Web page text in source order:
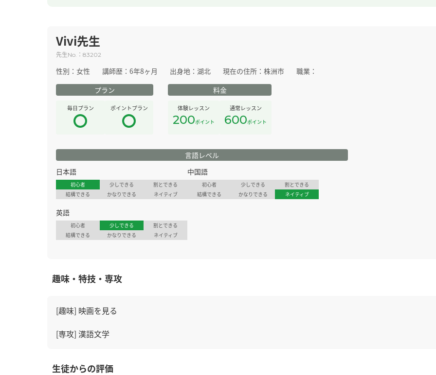
Vivi先生
先生No. ： 83202
性別： 女性 講師歴： 6年8ヶ月 出身地： 湖北 現在の住所： 株洲市
職業：
プラン
毎日プラン ポイントプラン
料金
体験レッスン
200ポイント
通常レッスン
600ポイント
言語レベル
日本語
初心者 少しできる
割とできる
結構できる
かなりできる ネイティブ
中国語
初心者 少しできる
割とできる
結構できる
かなりできる ネイティブ
英語
初心者 少しできる
割とできる
結構できる
かなりできる ネイティブ
趣味・特技・専攻
[趣味] 映画を見る
[専攻] 漢語文学
生徒からの評価